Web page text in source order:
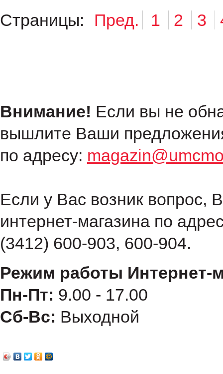
Страницы: Пред. 1 2 3
Внимание! Если вы не
вышлите Ваши
по адресу:
Если у Вас возник вопрос,
интернет-магазина по
(3412) 600-903, 600-904.
Режим работы Интернет-
Пн-Пт: 9.00 - 17.00
Сб-Вс: Выходной